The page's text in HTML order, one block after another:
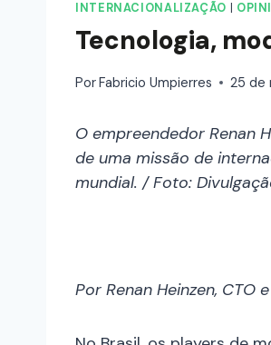
INTERNACIONALIZAÇÃO
Tecnologia,
PorFabricio Umpierres 25 de
O empreendedor Renan
de uma missão de
mundial. / Foto:
Por Renan Heinzen, CTO